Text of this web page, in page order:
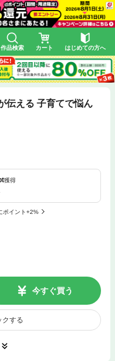
作品検索 カート はじめての方へ
伝える 子育てで悩ん
獲得
ポイント+2%
今すぐ買う
クする